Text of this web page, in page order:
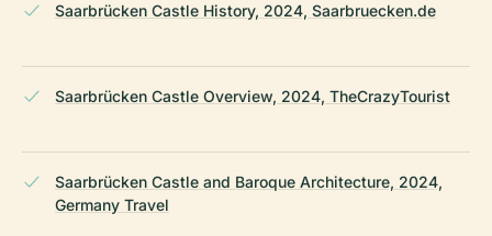
Saarbrücken Castle History, 2024, Saarbruecken.de
Saarbrücken Castle Overview, 2024, TheCrazyTourist
Saarbrücken Castle and Baroque Architecture, 2024,
Germany Travel